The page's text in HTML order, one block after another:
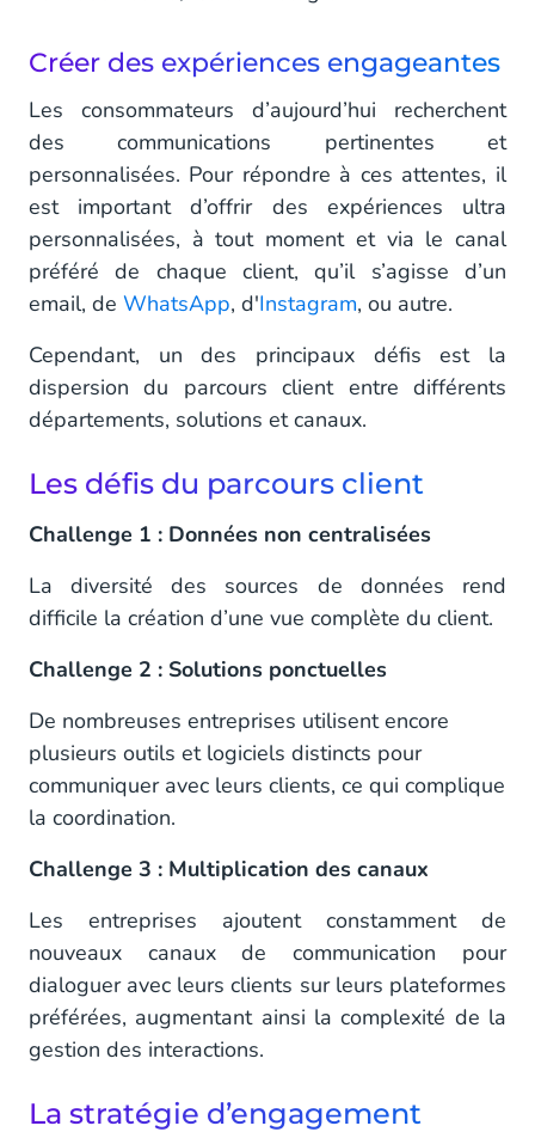
Créer des expériences engageantes
Les consommateurs d’aujourd’hui recherchent
des communications pertinentes et
personnalisées. Pour répondre à ces attentes, il
est important d’offrir des expériences ultra
personnalisées, à tout moment et via le canal
préféré de chaque client, qu’il s’agisse d’un
email, de WhatsApp, d'Instagram, ou autre.
Cependant, un des principaux défis est la
dispersion du parcours client entre différents
départements, solutions et canaux.
Les défis du parcours client
Challenge 1 : Données non centralisées
La diversité des sources de données rend
difficile la création d’une vue complète du client.
Challenge 2 : Solutions ponctuelles
De nombreuses entreprises utilisent encore
plusieurs outils et logiciels distincts pour
communiquer avec leurs clients, ce qui complique
la coordination.
Challenge 3 : Multiplication des canaux
Les entreprises ajoutent constamment de
nouveaux canaux de communication pour
dialoguer avec leurs clients sur leurs plateformes
préférées, augmentant ainsi la complexité de la
gestion des interactions.
La stratégie d’engagement